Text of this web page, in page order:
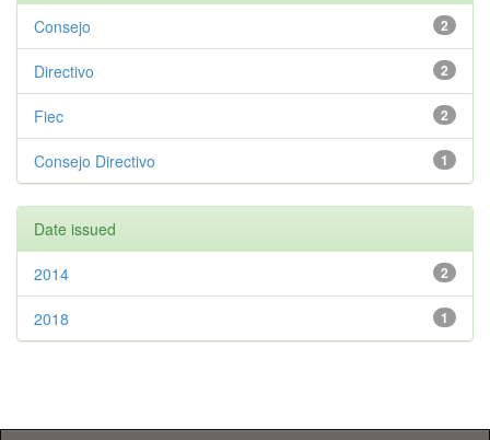
2
Consejo
2
Directivo
2
Fiec
1
Consejo Directivo
Date issued
2
2014
1
2018